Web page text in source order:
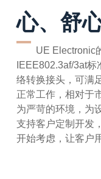
心、舒
UE Electronic的
IEEE802.3af/3at
络转换接头，可满
正常工作，相对于
为严苛的环境，为
支持客户定制开发
开始考虑，让客户